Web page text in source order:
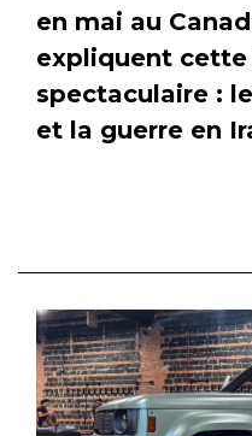
en mai au
expliquent cette
spectaculaire :
et la guerre en